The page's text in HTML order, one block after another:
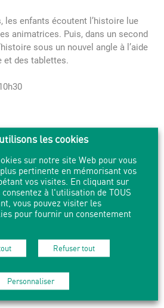
les enfants écoutent l’histoire lue
animatrices. Puis, dans un second
sous un nouvel angle à l’aide
et des tablettes.
numérique
5 ans, sur inscription.Attention les
d’un adulte ou d’une
s’émerveiller à travers des
ludiques sur tablettes tactiles…
les cookies
sur notre site Web pour vous
pertinente en mémorisant vos
vos visites. En cliquant sur
à l'utilisation de TOUS
vous pouvez visiter les
pour fournir un consentement
Refuser tout
Personnaliser